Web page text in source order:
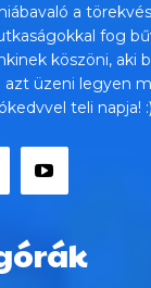
a
fog
köszöni, aki
azt üzeni legyen
teli napja! :)